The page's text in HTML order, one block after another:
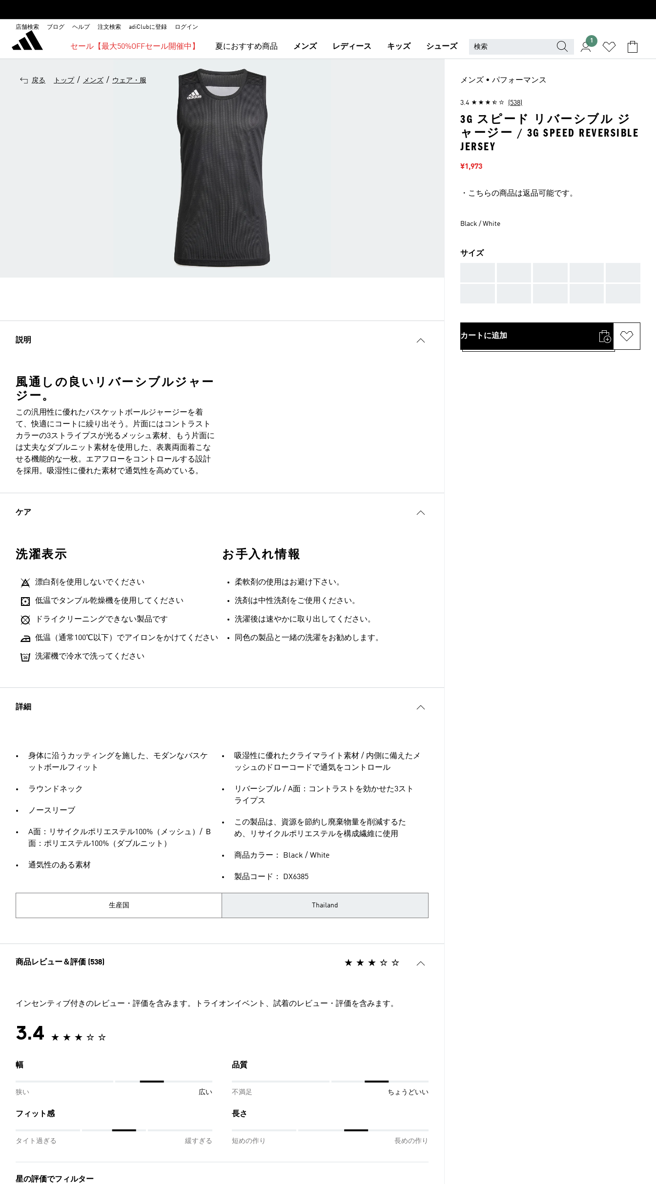
店舗検索 ブログ ヘルプ 注文検索 adiClubに登録 ログイン
セール【最大50%OFFセール開催中】 夏におすすめ商品 メンズ レディース キッズ シューズ
1
戻る トップ / メンズ / ウェア・服
説明
風通しの良いリバーシブルジャー
ジー。
この汎用性に優れたバスケットボールジャージーを着
て、快適にコートに繰り出そう。片面にはコントラスト
カラーの3ストライプスが光るメッシュ素材、もう片面に
は丈夫なダブルニット素材を使用した、表裏両面着こな
せる機能的な一枚。エアフローをコントロールする設計
を採用。吸湿性に優れた素材で通気性を高めている。
ケア
洗濯表示
漂白剤を使用しないでください
低温でタンブル乾燥機を使用してください
ドライクリーニングできない製品です
低温（通常100℃以下）でアイロンをかけてください
洗濯機で冷水で洗ってください
お手入れ情報
柔軟剤の使用はお避け下さい。
洗剤は中性洗剤をご使用ください。
洗濯後は速やかに取り出してください。
同色の製品と一緒の洗濯をお勧めします。
詳細
身体に沿うカッティングを施した、モダンなバスケ
ットボールフィット
ラウンドネック
ノースリーブ
A面：リサイクルポリエステル100%（メッシュ）/ Ｂ
面：ポリエステル100%（ダブルニット）
通気性のある素材
吸湿性に優れたクライマライト素材 / 内側に備えたメ
ッシュのドローコードで通気をコントロール
リバーシブル / A面：コントラストを効かせた3スト
ライプス
この製品は、資源を節約し廃棄物量を削減するた
め、リサイクルポリエステルを構成繊維に使用
商品カラー： Black / White
製品コード： DX6385
生産国 Thailand
商品レビュー＆評価 (538)
インセンティブ付きのレビュー・評価を含みます。トライオンイベント、試着のレビュー・評価を含みます。
3.4
幅
狭い 広い
品質
不満足 ちょうどいい
フィット感
タイト過ぎる 緩すぎる
長さ
短めの作り 長めの作り
星の評価でフィルター
メンズ • パフォーマンス
3.4 (538)
3G スピード リバーシブル ジ
ャージー / 3G SPEED REVERSIBLE
JERSEY
セール価格
¥1,973
・こちらの商品は返品可能です。
Black / White
サイズ
カートに追加